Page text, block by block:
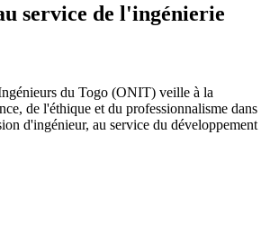
service de l'ingénierie
du Togo (ONIT) veille à la
de l'éthique et du professionnalisme dans
d'ingénieur, au service du développement